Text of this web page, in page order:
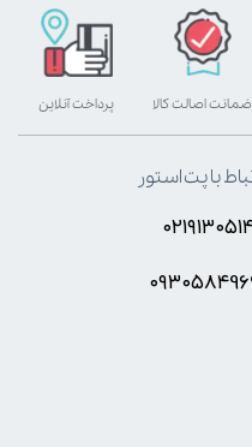
پرداخت آنلاین ضمانت اصالت کالا
با پت استور